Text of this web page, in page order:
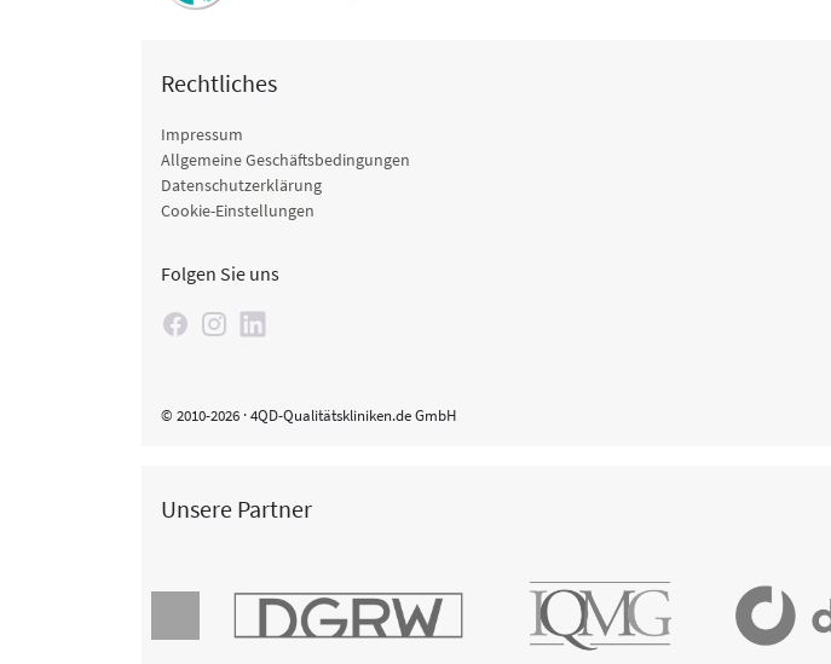
Rechtliches
Impressum
Allgemeine Geschäftsbedingungen
Datenschutzerklärung
Cookie-Einstellungen
Folgen Sie uns
© 2010-2026 · 4QD-Qualitätskliniken.de GmbH
Unsere Partner